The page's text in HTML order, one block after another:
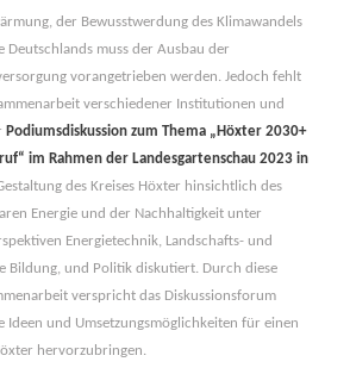
der Bewusstwerdung des Klimawandels
Deutschlands muss der Ausbau der
vorangetrieben werden. Jedoch fehlt
verschiedener Institutionen und
Podiumsdiskussion zum Thema „Höxter 2030+
im Rahmen der Landesgartenschau 2023 in
des Kreises Höxter hinsichtlich des
Energie und der Nachhaltigkeit unter
Energietechnik, Landschafts- und
Bildung, und Politik diskutiert. Durch diese
verspricht das Diskussionsforum
Ideen und Umsetzungsmöglichkeiten für einen
hervorzubringen.